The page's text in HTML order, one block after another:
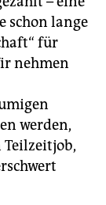
schon lange
für
nehmen
werden,
Teilzeitjob,